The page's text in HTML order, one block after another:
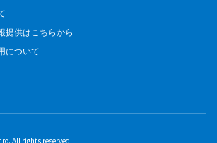
提供はこちらから
について
All rights reserved.